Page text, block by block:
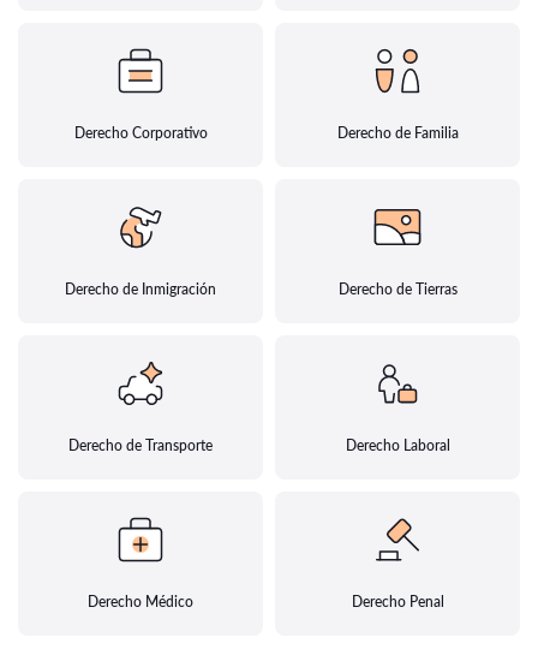
Derecho Corporativo Derecho de Familia
Derecho de Inmigración Derecho de Tierras
Derecho de Transporte Derecho Laboral
Derecho Médico Derecho Penal